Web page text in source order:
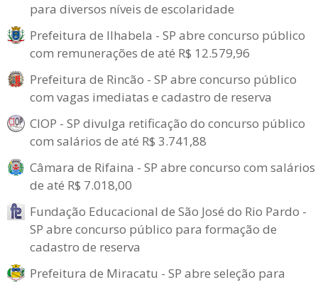
para diversos níveis de escolaridade
Prefeitura de Ilhabela - SP abre concurso público
com remunerações de até R$ 12.579,96
Prefeitura de Rincão - SP abre concurso público
com vagas imediatas e cadastro de reserva
CIOP - SP divulga retificação do concurso público
com salários de até R$ 3.741,88
Câmara de Rifaina - SP abre concurso com salários
de até R$ 7.018,00
Fundação Educacional de São José do Rio Pardo -
SP abre concurso público para formação de
cadastro de reserva
Prefeitura de Miracatu - SP abre seleção para